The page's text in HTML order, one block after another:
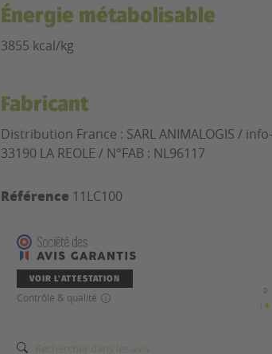
Énergie métabolisable
3855 kcal/kg
Fabricant
Distribution France : SARL ANIMALOGIS /
33190 LA REOLE / N°FAB : NL96117
Référence 11LC100
VOIR L'ATTESTATION
Contrôle & qualité 0
1★